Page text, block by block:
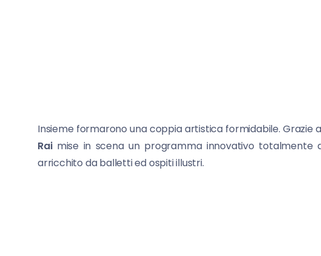
Insieme formarono una coppia artistica formidabile. Grazie
Raimise in scena un programma innovativo totalmente
arricchito da balletti ed ospiti illustri.